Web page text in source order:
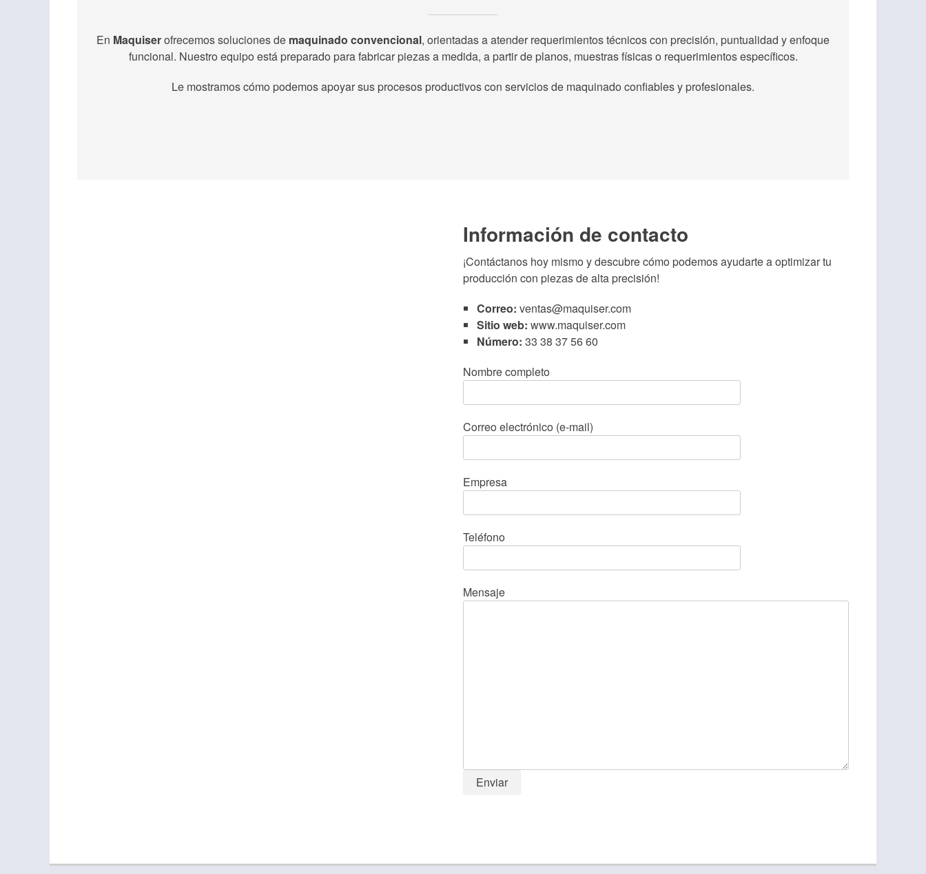
En Maquiserofrecemos soluciones de maquinado convencional, orientadas a atender requerimientos técnicos con precisión, puntualidad y enfoque
funcional. Nuestro equipo está preparado para fabricar piezas a medida, a partir de planos, muestras físicas o requerimientos específicos.
Le mostramos cómo podemos apoyar sus procesos productivos con servicios de maquinado confiables y profesionales.
Información de contacto
¡Contáctanos hoy mismo y descubre cómo podemos ayudarte a optimizar tu
producción con piezas de alta precisión!
Correo: ventas@maquiser.com
Sitio web: www.maquiser.com
Número: 33 38 37 56 60
Nombre completo
Correo electrónico (e-mail)
Empresa
Teléfono
Mensaje